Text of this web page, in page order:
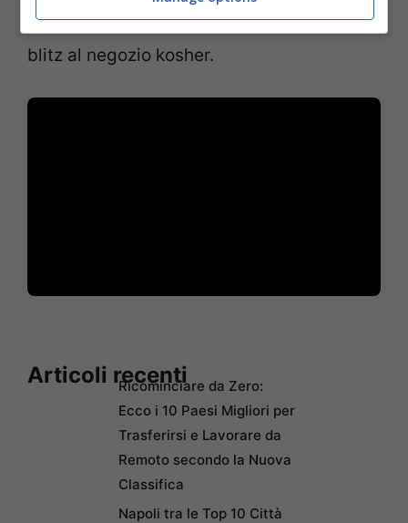
Ecco ilvideo della BFMTVche mostra il
blitz al negozio kosher.
Articoli recentiRicominciare da Zero:
Ecco i 10 Paesi Migliori per
Trasferirsi e Lavorare da
Remoto secondo la Nuova
Classifica
Napoli tra le Top 10 Città